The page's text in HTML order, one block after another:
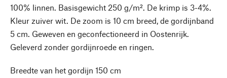
100% linnen. Basisgewicht 250 g/m². De krimp is 3-4%.
Kleur zuiver wit. De zoom is 10 cm breed, de gordijnband
5 cm. Geweven en geconfectioneerd in Oostenrijk.
Geleverd zonder gordijnroede en ringen.
Breedte van het gordijn 150 cm